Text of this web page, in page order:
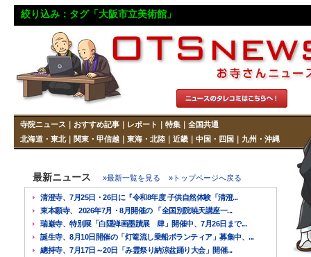
絞り込み：タグ「大阪市立美術館」
寺院ニュース ｜ おすすめ記事 ｜ レポート ｜ 特集 ｜ 全国共通
北海道・東北｜ 関東・甲信越 ｜ 東海・北陸 ｜ 近畿 ｜ 中国・四国 ｜ 九州・沖縄
最新ニュース »最新一覧を見る »トップページへ戻る
清澄寺、7月25日・26日に『令和8年度 子供自然体験「清澄...
東本願寺、 2026年7月・8月開催の 「全国別院暁天講座一...
瑞巌寺、特別展「白隠禅画墨蹟展 肆」開催中、7月26日まで...
誕生寺、8月10日開催の「灯篭流し乗船ボランティア」募集中、...
總持寺、7月17日～20日「み霊祭り納涼盆踊り大会」開催...